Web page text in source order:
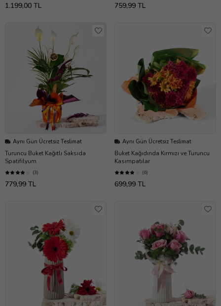
1.199,00 TL 759,99 TL
Aynı Gün Ücretsiz Teslimat
Turuncu Buket Kağıtlı Saksıda
Spatifilyum
(3)
779,99 TL
Aynı Gün Ücretsiz Teslimat
Buket Kağıdında Kırmızı ve Turuncu
Kasımpatılar
(6)
699,99 TL